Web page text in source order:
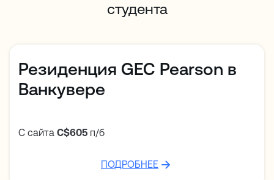
студента
Резиденция GEC Pearson в
Ванкувере
С сайта C$605 п/б
ПОДРОБНЕЕ